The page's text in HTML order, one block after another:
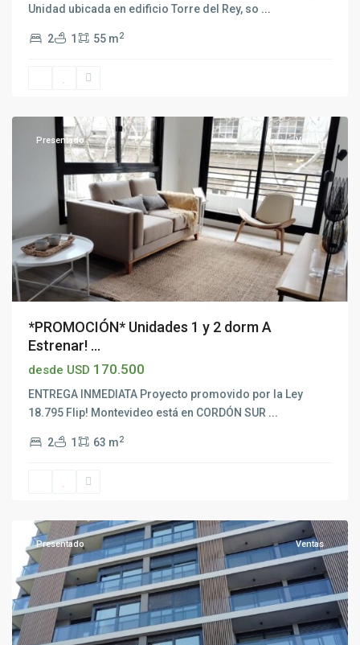
Unidad ubicada en edificio Torre deI Rey, so ...
2 1 55 m2
Cordón
Presentado Ventas
*PROMOCIÓN* Unidades 1 y 2 dorm A
Estrenar! ...
desde USD 170.500
ENTREGA INMEDIATA Proyecto promovido por la Ley
18.795 Flip! Montevideo está en CORDÓN SUR ...
2 1 63 m2
Cordón
Presentado Ventas